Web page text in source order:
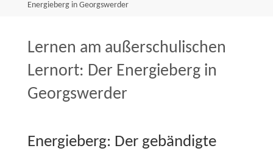
NZ
Energieberg in Georgswerder
Lernen am außerschulischen
Lernort: Der Energieberg in
Georgswerder
Energieberg: Der gebändigte